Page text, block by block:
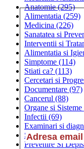
Anatomie(295)
Alimentatia (259)
Medicina (226)
Sanatatea si
Interventii si
Alimentatia si
Simptome (114)
Stiati ca? (113)
Cercetari si
Documentare (97)
Cancerul (88)
Organe si Sisteme
Infectii (69)
Examinari si
Sistemul
Prevenire Si